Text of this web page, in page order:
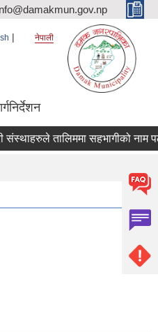
नेपाली
संस्थाहरुले तालिममा सहभागीको नाम